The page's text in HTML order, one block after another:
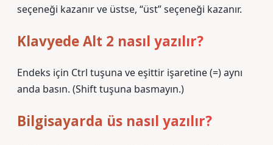
seçeneği kazanır ve üstse, “üst” seçeneği kazanır.
Klavyede Alt 2 nasıl yazılır?
Endeks için Ctrl tuşuna ve eşittir işaretine (=) aynı
anda basın. (Shift tuşuna basmayın.)
Bilgisayarda üs nasıl yazılır?